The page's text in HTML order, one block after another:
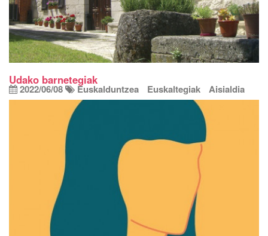
Udako barnetegiak
2022/06/08 Euskalduntzea Euskaltegiak Aisialdia